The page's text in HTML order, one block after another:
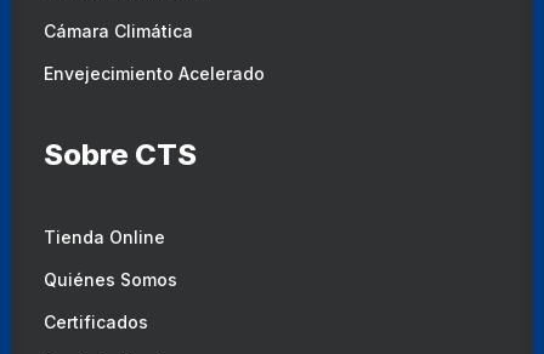
Cámara Climática
Envejecimiento Acelerado
Sobre CTS
Tienda Online
Quiénes Somos
Certificados